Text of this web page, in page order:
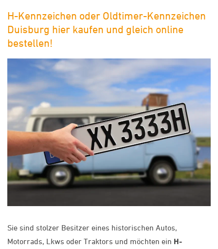
H-Kennzeichen oder Oldtimer-Kennzeichen
Duisburg hier kaufen und gleich online
bestellen!
Sie sind stolzer Besitzer eines historischen Autos,
Motorrads, Lkws oder Traktors und möchten ein H-